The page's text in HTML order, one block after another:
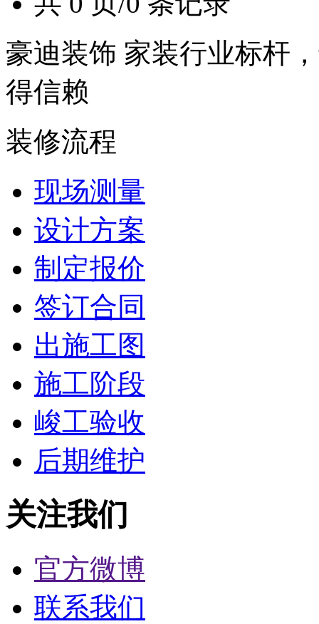
豪迪装饰 家装行业标杆
得信赖
装修流程
现场测量
设计方案
制定报价
签订合同
出施工图
施工阶段
峻工验收
后期维护
关注我们
官方微博
联系我们